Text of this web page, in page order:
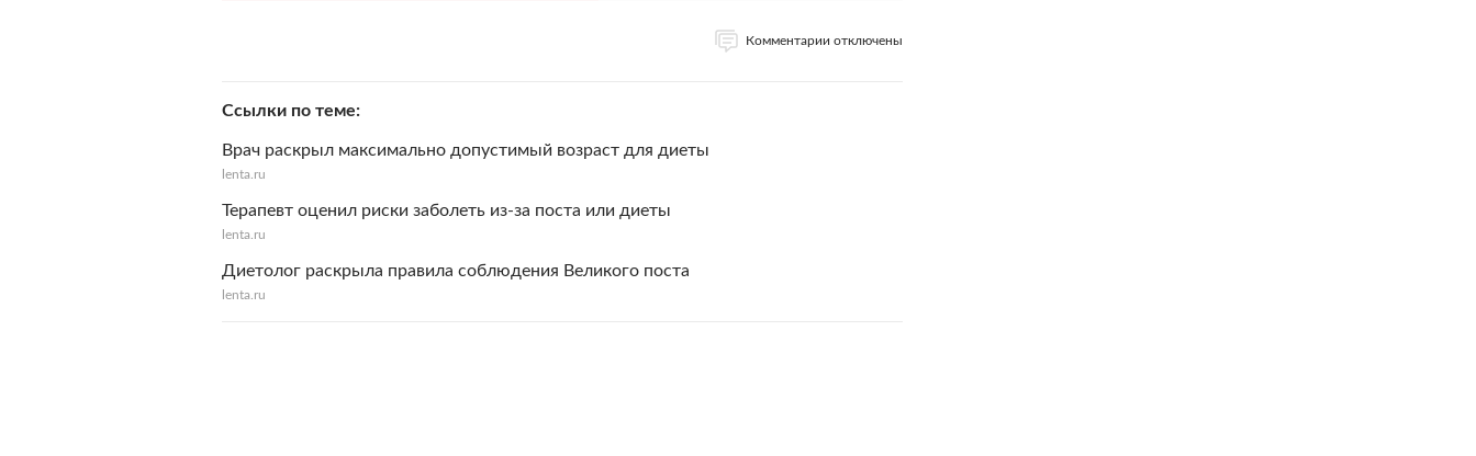
Комментарии отключены
Ссылки по теме
Врач раскрыл максимально допустимый возраст для диеты
lenta.ru
Терапевт оценил риски заболеть из-за поста или диеты
lenta.ru
Диетолог раскрыла правила соблюдения Великого поста
lenta.ru